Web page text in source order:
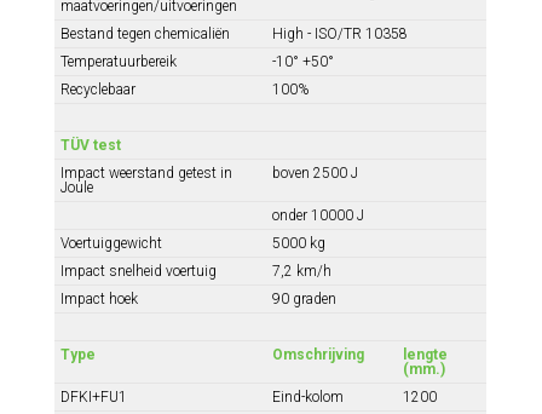
maatvoeringen/uitvoeringen
Bestand tegen chemicaliën
High - ISO/TR 10358
Temperatuurbereik
-10° +50°
Recyclebaar
100%
TÜV test
Impact weerstand getest in
Joule
boven 2500 J
onder 10000 J
Voertuiggewicht
5000 kg
Impact snelheid voertuig
7,2 km/h
Impact hoek
90 graden
Type Omschrijving
lengte
(mm.)
DFKI+FU1
Eind-kolom
1200